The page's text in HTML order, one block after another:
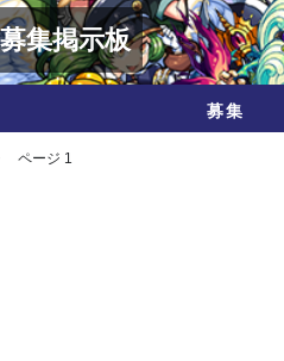
集掲示板
募集
ページ 1